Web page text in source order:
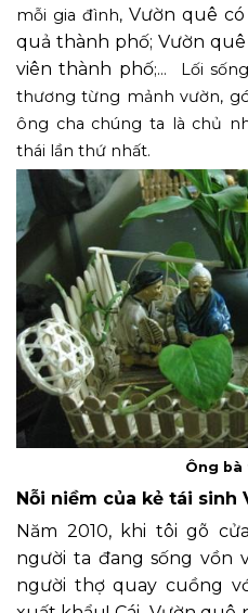
mỗi gia đình, Vườn quê
quả thành phố; Vườn
viên thành phố;… Lối
thương từng mảnh vườn,
ông cha chúng ta là chủ
thái lần thứ nhất.
Ông bà
Nỗi niềm của kẻ tái sinh
Năm 2010, khi tôi gõ
người ta đang sống vồn
người thợ quay cuồng